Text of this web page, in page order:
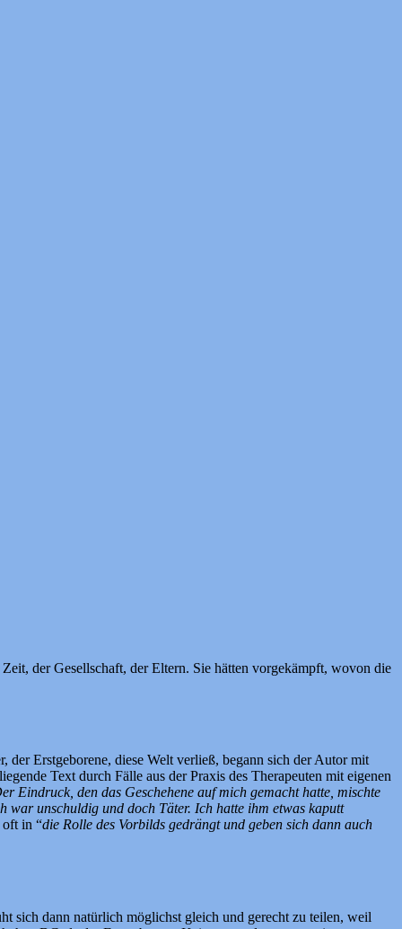
der Gesellschaft, der Eltern. Sie hätten vorgekämpft, wovon die
Erstgeborene, diese Welt verließ, begann sich der Autor mit
Text durch Fälle aus der Praxis des Therapeuten mit eigenen
Eindruck, den das Geschehene auf mich gemacht hatte, mischte
war unschuldig und doch Täter. Ich hatte ihm etwas kaputt
oft in “die Rolle des Vorbilds gedrängt und geben sich dann auch
sich dann natürlich möglichst gleich und gerecht zu teilen, weil